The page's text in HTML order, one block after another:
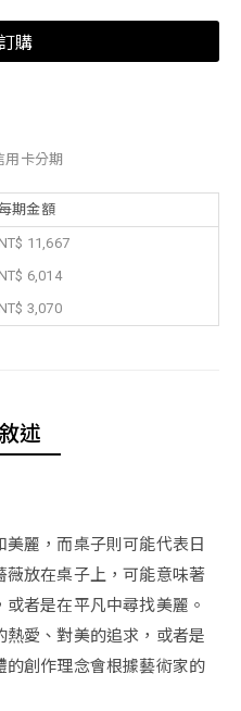
購
用卡分期
期金額
NT$ 11,667
NT$ 6,014
NT$ 3,070
述
麗，而桌子則可能代表日
薇放在桌子上，可能意味著
者是在平凡中尋找美麗。
愛、對美的追求，或者是
創作理念會根據藝術家的